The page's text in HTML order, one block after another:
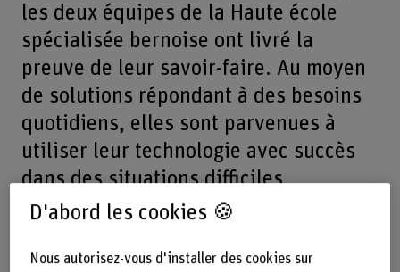
les deux équipes de la Haute école
spécialisée bernoise ont livré la
preuve de leur savoir-faire. Au moyen
de solutions répondant à des besoins
quotidiens, elles sont parvenues à
utiliser leur technologie avec succès
dans des situations difficiles.
L'essentiel en bref
D'abord les cookies 🍪
Nous autorisez-vous d'installer des cookies sur